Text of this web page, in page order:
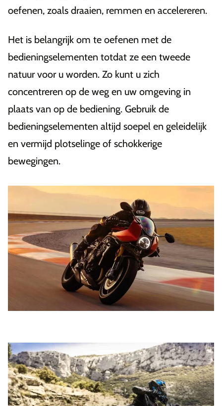
oefenen, zoals draaien, remmen en accelereren.
Het is belangrijk om te oefenen met de
bedieningselementen totdat ze een tweede
natuur voor u worden. Zo kunt u zich
concentreren op de weg en uw omgeving in
plaats van op de bediening. Gebruik de
bedieningselementen altijd soepel en geleidelijk
en vermijd plotselinge of schokkerige
bewegingen.